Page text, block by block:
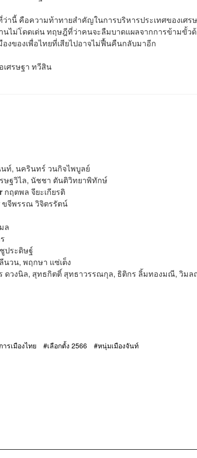
ว่านี้ คือความท้าทายสำคัญในการบริหารประเทศของเศ
นไม่โดดเด่น ทฤษฎีที่ว่าคนจะลืมบาดแผลจากการข้ามขั้ว
งของเพื่อไทยที่เสียไปอาจไม่ฟื้นคืนกลับมาอีก
ศรษฐา ทวีสิน
ท์, นครินทร์ วนกิจไพบูลย์
ษฐวิไล, นัชชา ตันติวิทยาพิทักษ์
กฤตพล จียะเกียรติ
ขจีพรรณ วิจิตรรัตน์
ล
ประดิษฐ์
วน, พฤกษา แซ่เต็ง
ดวงนิล, สุทธกิตติ์​ สุทธาวรรณกุล, ธิติกร ลิ้มทองมณี, วิม
การเมืองไทย เลือกตั้ง 2566 หนุ่มเมืองจันท์